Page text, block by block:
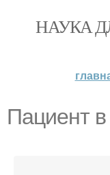
НАУКА
Пациент